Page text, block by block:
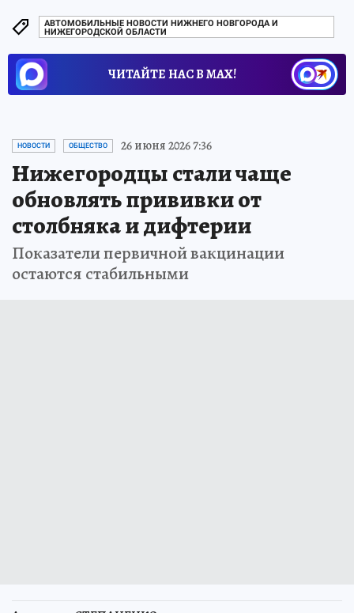
АВТОМОБИЛЬНЫЕ НОВОСТИ НИЖНЕГО НОВГОРОДА И
НИЖЕГОРОДСКОЙ ОБЛАСТИ
ЧИТАЙТЕ НАС В МАХ!
НОВОСТИ ОБЩЕСТВО 26 июня 2026 7:36
Нижегородцы стали чаще
обновлять прививки от
столбняка и дифтерии
Показатели первичной вакцинации
остаются стабильными